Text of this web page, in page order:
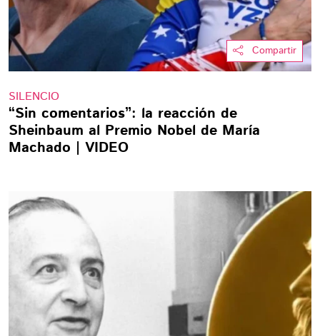
Compartir
SILENCIO
“Sin comentarios”: la reacción de
Sheinbaum al Premio Nobel de María
Machado | VIDEO